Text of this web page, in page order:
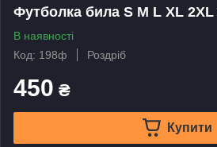
Футболка била S M L XL
В наявності
Код: 198ф
Роздріб
450 ₴
Купити